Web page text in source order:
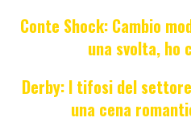
Conte Shock: Cambio
una svolta, ho
Derby: I tifosi del
una cena